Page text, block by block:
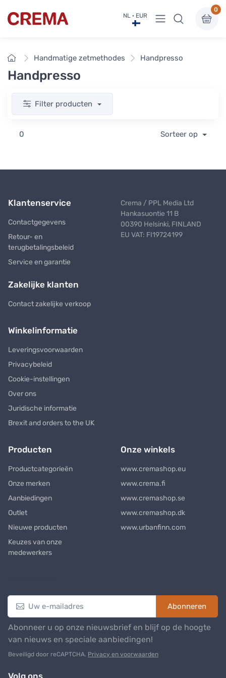
Crema NL · EUR Menu bekijken
0
HomeHandmatige zetmethodes Handpresso
Handpresso
Filter producten
0 Sorteer op
Klantenservice
Contactgegevens
Retour- en
terugbetalingsbeleid
Service en garantie
Zakelijke klanten
Contact zakelijke verkoop
Crema / PPL Media Ltd
Hankasuontie 11 B
00390 Helsinki, FINLAND
EU VAT: FI19724199
Winkelinformatie
Leveringsvoorwaarden
Privacybeleid
Cookie-instellingen
Over ons
Juridische informatie
Brexit and orders to the UK
Producten
Productcategorieën
Onze merken
Aanbiedingen
Outlet
Nieuwe producten
Keuzes van onze
medewerkers
Onze winkels
www.cremashop.eu
www.crema.fi
www.cremashop.se
www.cremashop.dk
www.urbanfinn.com
Abonneren
Abonneer u op onze nieuwsbrief en blijf op de hoogte
van nieuws en speciale aanbiedingen!
Beveiligd door reCAPTCHA. Privacy en voorwaarden
Volg ons